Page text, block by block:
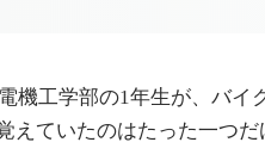
機工学部の1年生が、バ
ていたのはたった一つ